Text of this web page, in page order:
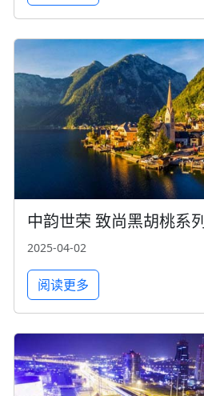
中韵世荣 致尚黑胡桃系列
2025-04-02
阅读更多